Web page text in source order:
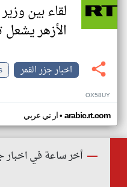
لقاء بين
الأزهر
اخبار جزر القمر
OX58UY
ار تي عربي• arabic.rt.com
أخر ساعة في اخبار